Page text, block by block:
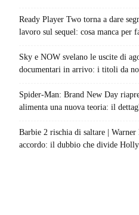
Ready Player Two torna a dare
lavoro sul sequel: cosa manca
Sky e NOW svelano le uscite di
documentari in arrivo: i titoli da
Spider-Man: Brand New Day
alimenta una nuova teoria: il
Barbie 2 rischia di saltare |
accordo: il dubbio che divide